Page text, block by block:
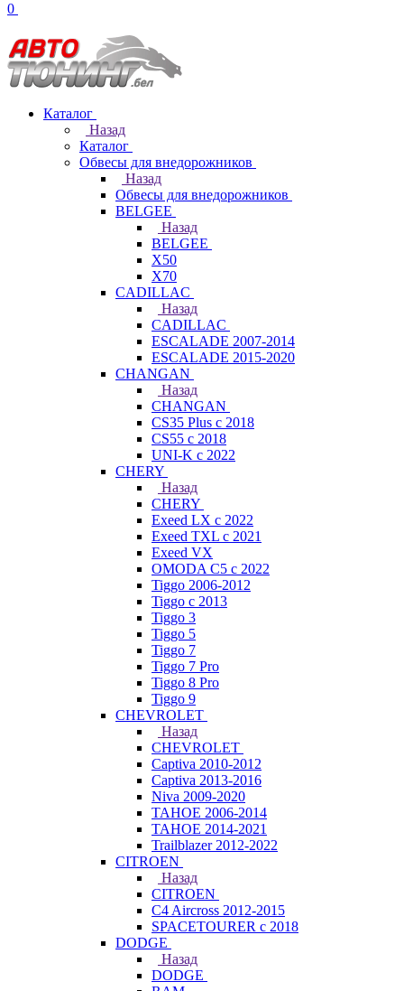
0
Каталог
Назад
Каталог
Обвесы для внедорожников
Назад
Обвесы для внедорожников
BELGEE
Назад
BELGEE
X50
X70
CADILLAC
Назад
CADILLAC
ESCALADE 2007-2014
ESCALADE 2015-2020
CHANGAN
Назад
CHANGAN
CS35 Plus с 2018
CS55 с 2018
UNI-K с 2022
CHERY
Назад
CHERY
Exeed LX с 2022
Exeed TXL с 2021
Exeed VX
OMODA C5 с 2022
Tiggo 2006-2012
Tiggo с 2013
Tiggo 3
Tiggo 5
Tiggo 7
Tiggo 7 Pro
Tiggo 8 Pro
Tiggo 9
CHEVROLET
Назад
CHEVROLET
Captiva 2010-2012
Captiva 2013-2016
Niva 2009-2020
TAHOE 2006-2014
TAHOE 2014-2021
Trailblazer 2012-2022
CITROEN
Назад
CITROEN
C4 Aircross 2012-2015
SPACETOURER с 2018
DODGE
Назад
DODGE